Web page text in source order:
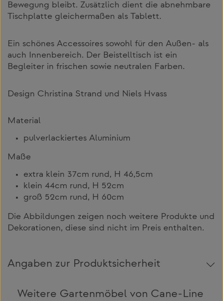
Bewegung bleibt. Zusätzlich dient die abnehmbare
Tischplatte gleichermaßen als Tablett.
Ein schönes Accessoires sowohl für den Außen- als
auch Innenbereich. Der Beistelltisch ist ein
Begleiter in frischen sowie neutralen Farben.
Design Christina Strand und Niels Hvass
Material
pulverlackiertes Aluminium
Maße
extra klein 37cm rund, H 46,5cm
klein 44cm rund, H 52cm
groß 52cm rund, H 60cm
Die Abbildungen zeigen noch weitere Produkte und
Dekorationen, diese sind nicht im Preis enthalten.
Angaben zur Produktsicherheit
Weitere Gartenmöbel von Cane-Line